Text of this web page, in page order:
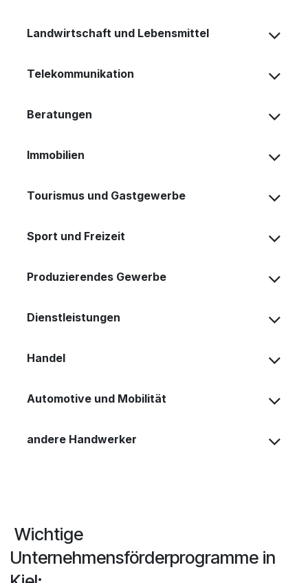
Landwirtschaft und Lebensmittel
Telekommunikation
Beratungen
Immobilien
Tourismus und Gastgewerbe
Sport und Freizeit
Produzierendes Gewerbe
Dienstleistungen
Handel
Automotive und Mobilität
andere Handwerker
Wichtige
Unternehmensförderprogramme in